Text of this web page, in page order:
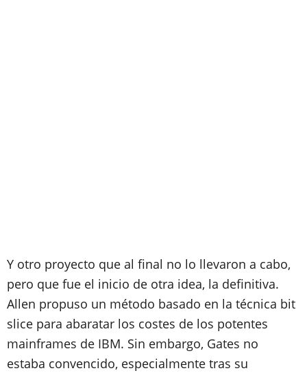
Y otro proyecto que al final no lo llevaron a cabo,
pero que fue el inicio de otra idea, la definitiva.
Allen propuso un método basado en la técnica bit
slice para abaratar los costes de los potentes
mainframes de IBM. Sin embargo, Gates no
estaba convencido, especialmente tras su